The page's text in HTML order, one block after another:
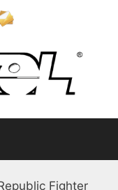
Fighter